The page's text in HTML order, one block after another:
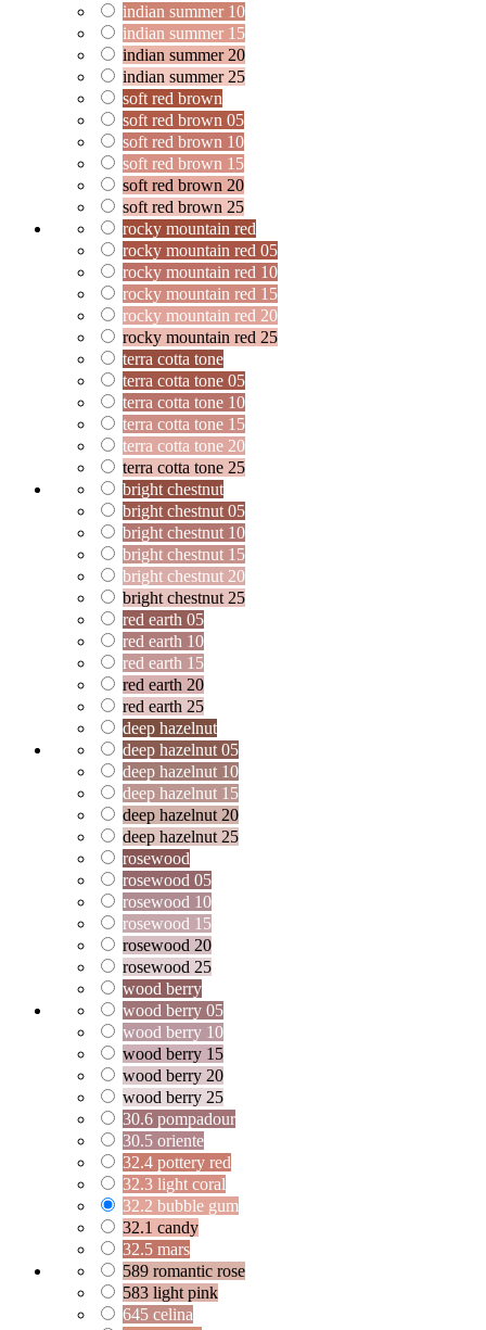
indian summer 10
indian summer 15
indian summer 20
indian summer 25
soft red brown
soft red brown 05
soft red brown 10
soft red brown 15
soft red brown 20
soft red brown 25
rocky mountain red
rocky mountain red 05
rocky mountain red 10
rocky mountain red 15
rocky mountain red 20
rocky mountain red 25
terra cotta tone
terra cotta tone 05
terra cotta tone 10
terra cotta tone 15
terra cotta tone 20
terra cotta tone 25
bright chestnut
bright chestnut 05
bright chestnut 10
bright chestnut 15
bright chestnut 20
bright chestnut 25
red earth 05
red earth 10
red earth 15
red earth 20
red earth 25
deep hazelnut
deep hazelnut 05
deep hazelnut 10
deep hazelnut 15
deep hazelnut 20
deep hazelnut 25
rosewood
rosewood 05
rosewood 10
rosewood 15
rosewood 20
rosewood 25
wood berry
wood berry 05
wood berry 10
wood berry 15
wood berry 20
wood berry 25
30.6 pompadour
30.5 oriente
32.4 pottery red
32.3 light coral
32.2 bubble gum
32.1 candy
32.5 mars
589 romantic rose
583 light pink
645 celina